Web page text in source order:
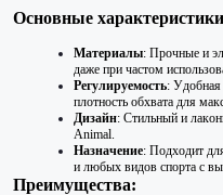
Основные
Материалы: Прочные и
даже при частом
Регулируемость: Удобная
плотность обхвата для
Дизайн: Стильный и
Animal.
Назначение: Подходит
и любых видов спорта с
Преимущества: